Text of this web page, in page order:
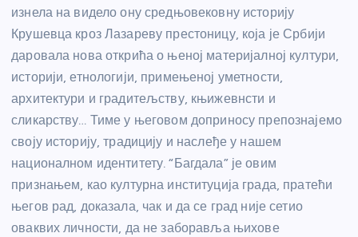
изнела на видело ону средњовековну историју
Крушевца кроз Лазареву престоницу, која је Србији
даровала нова открића о њеној материјалној култури,
историји, етнологији, примењеној уметности,
архитектури и градитељству, књижевнсти и
сликарству… Тиме у његовом доприносу препознајемо
своју историју, традицију и наслеђе у нашем
националном идентитету. “Багдала” је овим
признањем, као културна институција града, пратећи
његов рад, доказала, чак и да се град није сетио
оваквих личности, да не заборавља њихове